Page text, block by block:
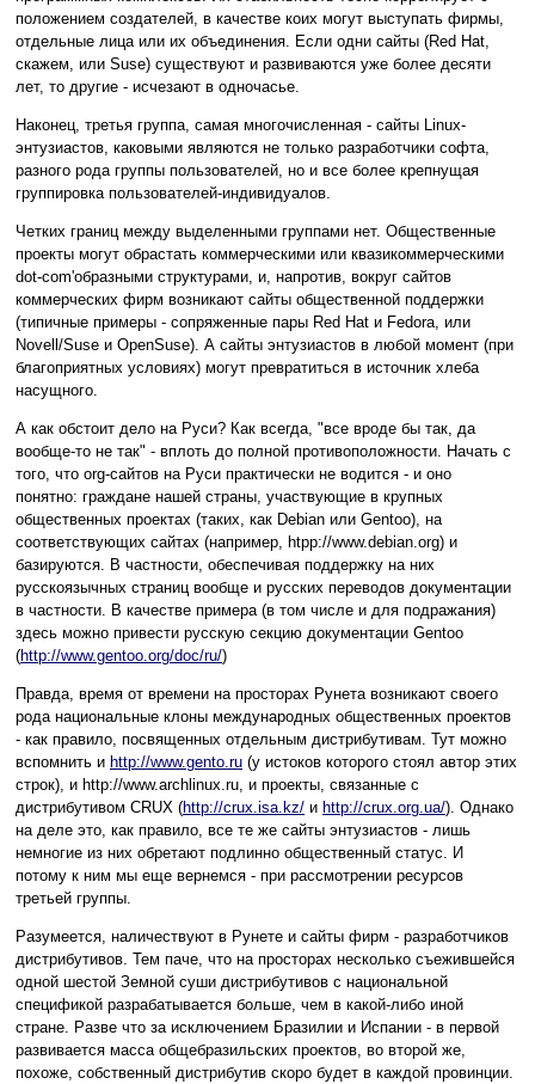
положением создателей, в качестве коих могут выступать фирмы,
отдельные лица или их объединения. Если одни сайты (Red Hat,
скажем, или Suse) существуют и развиваются уже более десяти
лет, то другие - исчезают в одночасье.
Наконец, третья группа, самая многочисленная - сайты Linux-
энтузиастов, каковыми являются не только разработчики софта,
разного рода группы пользователей, но и все более крепнущая
группировка пользователей-индивидуалов.
Четких границ между выделенными группами нет. Общественные
проекты могут обрастать коммерческими или квазикоммерческими
dot-com'образными структурами, и, напротив, вокруг сайтов
коммерческих фирм возникают сайты общественной поддержки
(типичные примеры - сопряженные пары Red Hat и Fedora, или
Novell/Suse и OpenSuse). А сайты энтузиастов в любой момент (при
благоприятных условиях) могут превратиться в источник хлеба
насущного.
А как обстоит дело на Руси? Как всегда, "все вроде бы так, да
вообще-то не так" - вплоть до полной противоположности. Начать с
того, что org-сайтов на Руси практически не водится - и оно
понятно: граждане нашей страны, участвующие в крупных
общественных проектах (таких, как Debian или Gentoo), на
соответствующих сайтах (например, htpp://www.debian.org) и
базируются. В частности, обеспечивая поддержку на них
русскоязычных страниц вообще и русских переводов документации
в частности. В качестве примера (в том числе и для подражания)
здесь можно привести русскую секцию документации Gentoo
(http://www.gentoo.org/doc/ru/)
Правда, время от времени на просторах Рунета возникают своего
рода национальные клоны международных общественных проектов
- как правило, посвященных отдельным дистрибутивам. Тут можно
вспомнить и http://www.gento.ru (у истоков которого стоял автор этих
строк), и http://www.archlinux.ru, и проекты, связанные с
дистрибутивом CRUX (http://crux.isa.kz/ и http://crux.org.ua/). Однако
на деле это, как правило, все те же сайты энтузиастов - лишь
немногие из них обретают подлинно общественный статус. И
потому к ним мы еще вернемся - при рассмотрении ресурсов
третьей группы.
Разумеется, наличествуют в Рунете и сайты фирм - разработчиков
дистрибутивов. Тем паче, что на просторах несколько съежившейся
одной шестой Земной суши дистрибутивов c национальной
спецификой разрабатывается больше, чем в какой-либо иной
стране. Разве что за исключением Бразилии и Испании - в первой
развивается масса общебразильских проектов, во второй же,
похоже, собственный дистрибутив скоро будет в каждой провинции.